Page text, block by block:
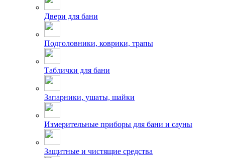
Двери для бани
Подголовники, коврики, трапы
Таблички для бани
Запарники, ушаты, шайки
Измерительные приборы для бани и сауны
Защитные и чистящие средства